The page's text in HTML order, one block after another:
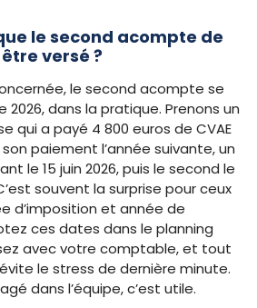
le second acompte de
versé ?
le second acompte se
2026, dans la pratique. Prenons un
qui a payé 4 800 euros de CVAE
paiement l’année suivante, un
le 15 juin 2026, puis le second le
souvent la surprise pour ceux
d’imposition et année de
ces dates dans le planning
avec votre comptable, et tout
le stress de dernière minute.
dans l’équipe, c’est utile.